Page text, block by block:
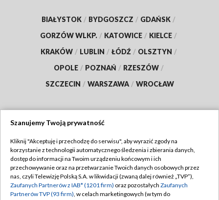
BIAŁYSTOK / BYDGOSZCZ / GDAŃSK /
GORZÓW WLKP. / KATOWICE / KIELCE /
KRAKÓW / LUBLIN / ŁÓDŹ / OLSZTYN /
OPOLE / POZNAŃ / RZESZÓW /
SZCZECIN / WARSZAWA / WROCŁAW
TVP
Abonament TVP
Emisja w TVP
Regulamin TVP
Polityka prywatności
Szanujemy Twoją prywatność
Kliknij "Akceptuję i przechodzę do serwisu", aby wyrazić zgody na
korzystanie z technologii automatycznego śledzenia i zbierania danych,
dostęp do informacji na Twoim urządzeniu końcowym i ich
przechowywanie oraz na przetwarzanie Twoich danych osobowych przez
nas, czyli Telewizję Polską S.A. w likwidacji (zwaną dalej również „TVP”),
Zaufanych Partnerów z IAB* (1201 firm) oraz pozostałych Zaufanych
Partnerów TVP (93 firm), w celach marketingowych (w tym do